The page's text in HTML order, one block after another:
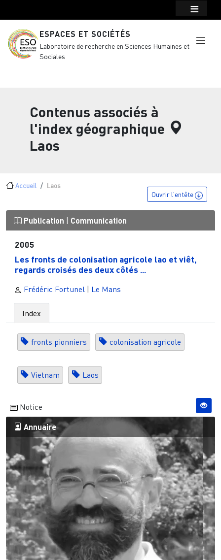
ESPACES ET SOCIÉTÉS
Laboratoire de recherche en Sciences Humaines et
Sociales
Contenus associés à
l'index géographique
Laos
Fil d'Ariane
Accueil Laos
Ouvrir l'entête
Publication Communication
2005
Les fronts de colonisation agricole lao et viêt,
regards croisés des deux côtés ...
Frédéric Fortunel | Le Mans
Index
fronts pionniers colonisation agricole
Vietnam Laos
Notice
Annuaire